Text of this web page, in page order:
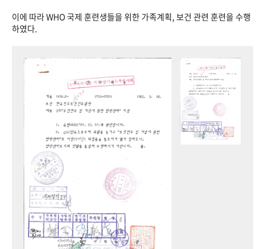
이에 따라 WHO 국제 훈련생들을 위한 가족계획, 보건 관련 훈련을 수행
하였다.